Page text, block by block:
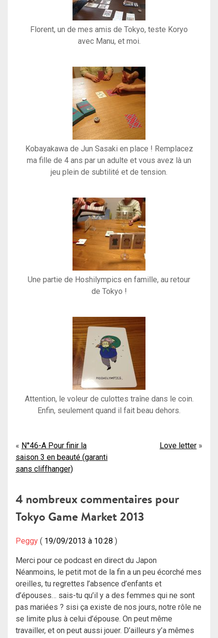
Florent, un de mes amis de Tokyo, teste Koryo
avec Manu, et moi.
Kobayakawa de Jun Sasaki en place ! Remplacez
ma fille de 4 ans par un adulte et vous avez là un
jeu plein de subtilité et de tension.
Une partie de Hoshilympics en famille, au retour
de Tokyo !
Attention, le voleur de culottes traîne dans le coin.
Enfin, seulement quand il fait beau dehors.
Navigation
de
N°46-A Pour finir la
saison 3 en beauté (garanti
sans cliffhanger)
Love letter
4 nombreux commentaires pour
Tokyo Game Market 2013
Peggy 19/09/2013 à 10:28
Merci pour ce podcast en direct du Japon
Néanmoins, le petit mot de la fin a un peu écorché mes
oreilles, tu regrettes l’absence d’enfants et
d’épouses… sais-tu qu’il y a des femmes qui ne sont
pas mariées ? sisi ça existe de nos jours, notre rôle ne
se limite plus à celui d’épouse. On peut même
travailler, et on peut aussi jouer. D’ailleurs y’a mêmes